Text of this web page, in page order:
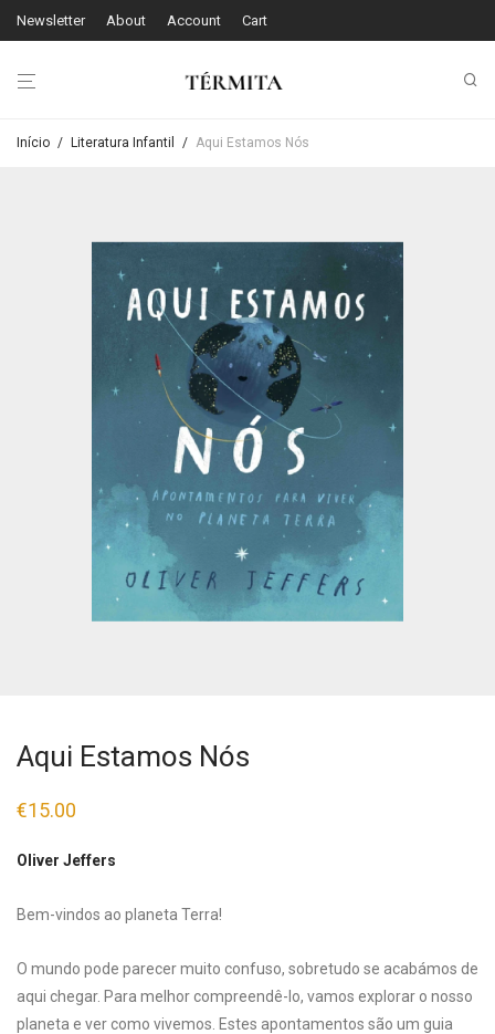
Newsletter About Account Cart
Início / Literatura Infantil / Aqui Estamos Nós
Aqui Estamos Nós
€15.00
Oliver Jeffers
Bem-vindos ao planeta Terra!
O mundo pode parecer muito confuso, sobretudo se acabámos de
aqui chegar. Para melhor compreendê-lo, vamos explorar o nosso
planeta e ver como vivemos. Estes apontamentos são um guia